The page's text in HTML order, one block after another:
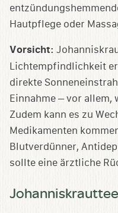
Hautpflege oder
Vorsicht:
Lichtempfindlichkeit
direkte
Einnahme – vor allem,
Zudem kann es zu
Medikamenten
Blutverdünner,
sollte eine ärztliche
Johanniskrauttee